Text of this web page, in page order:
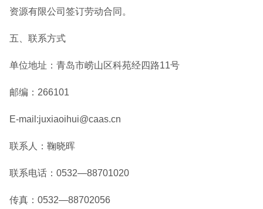
资源有限公司签订劳动合同。
五、联系方式
单位地址：青岛市崂山区科苑经四路11号
邮编：266101
E-mail:juxiaoihui@caas.cn
联系人：鞠晓晖
联系电话：0532—88701020
传真：0532—88702056